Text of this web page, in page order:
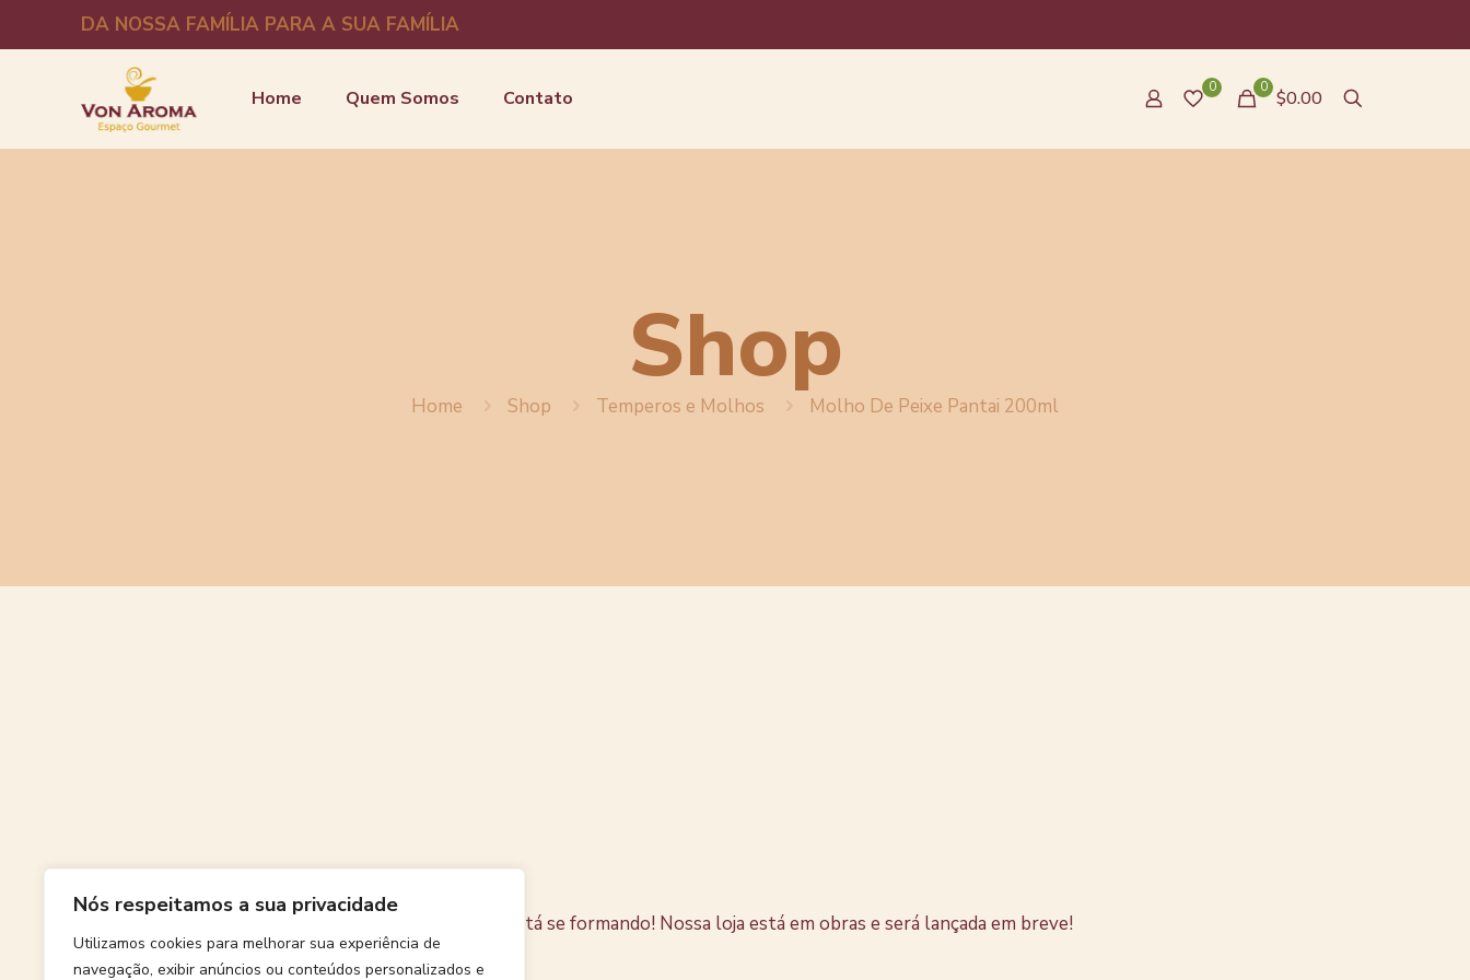
Nós respeitamos a sua privacidade
Utilizamos cookies para melhorar sua experiência de
navegação, exibir anúncios ou conteúdos personalizados e
DA NOSSA FAMÍLIA PARA A SUA FAMÍLIA
Home Quem Somos Contato 0 0 $0.00
Shop
Home Shop Temperos e Molhos Molho De Peixe Pantai 200ml
Algo grande está se formando! Nossa loja está em obras e será lançada em breve!